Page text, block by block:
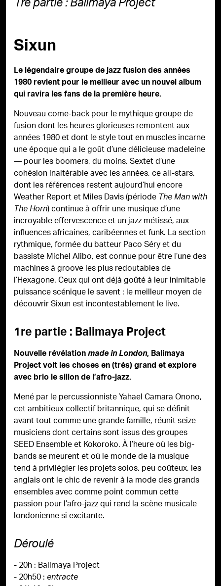
Sixun
Le légendaire groupe de jazz fusion des années
1980 revient pour le meilleur avec un nouvel album
qui ravira les fans de la première heure.
Nouveau come-back pour le mythique groupe de
fusion dont les heures glorieuses remontent aux
années 1980 et dont le style tout en muscles incarne
une époque qui a le goût d’une délicieuse madeleine
— pour les boomers, du moins. Sextet d’une
cohésion inaltérable avec les années, ce all-stars,
dont les références restent aujourd’hui encore
Weather Report et Miles Davis (périodeThe Man with
The Horn) continue à offrir une musique d’une
incroyable effervescence et un jazz métissé, aux
influences africaines, caribéennes et funk. La section
rythmique, formée du batteur Paco Séry et du
bassiste Michel Alibo, est connue pour être l’une des
machines à groove les plus redoutables de
l’Hexagone. Ceux qui ont déjà goûté à leur inimitable
puissance scénique le savent : le meilleur moyen de
découvrir Sixun est incontestablement le live.
1re partie : Balimaya Project
Nouvelle révélationmade in London, Balimaya
Project voit les choses en (très) grand et explore
avec brio le sillon de l’afro-jazz.
Mené par le percussionniste Yahael Camara Onono,
cet ambitieux collectif britannique, qui se définit
avant tout comme une grande famille, réunit seize
musiciens dont certains sont issus des groupes
SEED Ensemble et Kokoroko. À l’heure où les big-
bands se meurent et où le monde de la musique
tend à privilégier les projets solos, peu coûteux, les
anglais ont le chic de revenir à la mode des grands
ensembles avec comme point commun cette
passion pour l’afro-jazz qui rend la scène musicale
londonienne si excitante.
Déroulé
- 20h : Balimaya Project
- 20h50 :entracte